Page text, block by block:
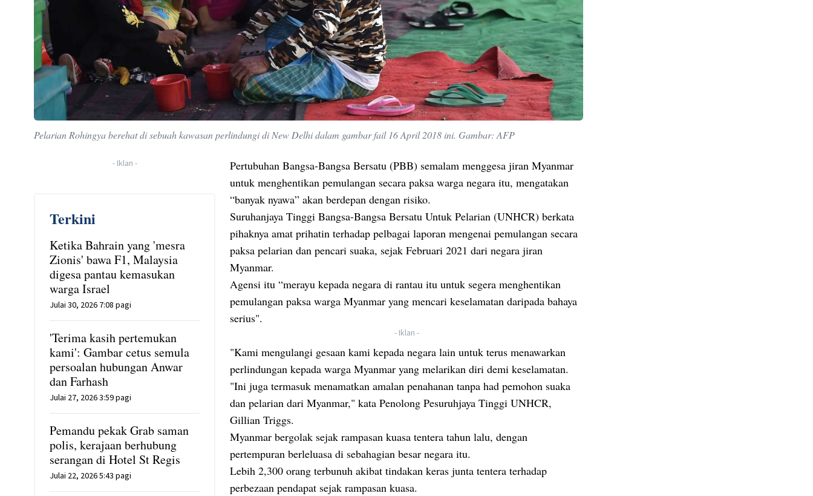
Pelarian Rohingya berehat di sebuah kawasan perlindungi di New Delhi dalam gambar fail 16 April 2018 ini. Gambar: AFP
- Iklan -
Terkini
Ketika Bahrain yang 'mesra
Zionis' bawa F1, Malaysia
digesa pantau kemasukan
warga Israel
Julai 30, 2026 7:08 pagi
'Terima kasih pertemukan
kami': Gambar cetus semula
persoalan hubungan Anwar
dan Farhash
Julai 27, 2026 3:59 pagi
Pemandu pekak Grab saman
polis, kerajaan berhubung
serangan di Hotel St Regis
Julai 22, 2026 5:43 pagi
Pertubuhan Bangsa-Bangsa Bersatu (PBB) semalam menggesa jiran Myanmar
untuk menghentikan pemulangan secara paksa warga negara itu, mengatakan
“banyak nyawa” akan berdepan dengan risiko.
Suruhanjaya Tinggi Bangsa-Bangsa Bersatu Untuk Pelarian (UNHCR) berkata
pihaknya amat prihatin terhadap pelbagai laporan mengenai pemulangan secara
paksa pelarian dan pencari suaka, sejak Februari 2021 dari negara jiran
Myanmar.
Agensi itu “merayu kepada negara di rantau itu untuk segera menghentikan
pemulangan paksa warga Myanmar yang mencari keselamatan daripada bahaya
serius".
- Iklan -
"Kami mengulangi gesaan kami kepada negara lain untuk terus menawarkan
perlindungan kepada warga Myanmar yang melarikan diri demi keselamatan.
"Ini juga termasuk menamatkan amalan penahanan tanpa had pemohon suaka
dan pelarian dari Myanmar," kata Penolong Pesuruhjaya Tinggi UNHCR,
Gillian Triggs.
Myanmar bergolak sejak rampasan kuasa tentera tahun lalu, dengan
pertempuran berleluasa di sebahagian besar negara itu.
Lebih 2,300 orang terbunuh akibat tindakan keras junta tentera terhadap
perbezaan pendapat sejak rampasan kuasa.